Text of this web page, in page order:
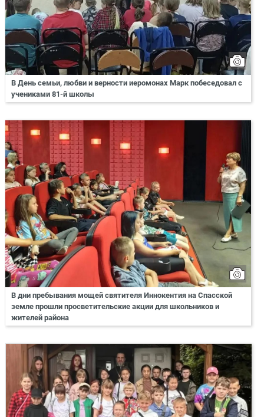
В День семьи, любви и верности иеромонах Марк побеседовал с
учениками 81-й школы
В дни пребывания мощей святителя Иннокентия на Спасской
земле прошли просветительские акции для школьников и
жителей района